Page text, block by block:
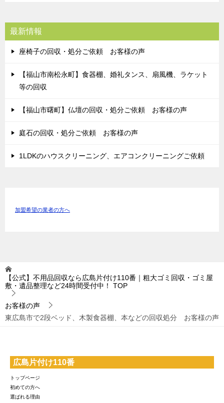
最新情報
座椅子の回収・処分ご依頼 お客様の声
【福山市南松永町】食器棚、婚礼タンス、扇風機、ラケット
等の回収
【福山市曙町】仏壇の回収・処分ご依頼 お客様の声
庭石の回収・処分ご依頼 お客様の声
1LDKのハウスクリーニング、エアコンクリーニングご依頼
加盟希望の業者の方へ
【公式】不用品回収なら広島片付け110番｜粗大ゴミ回収・ゴミ屋
敷・遺品整理など24時間受付中！
TOP
お客様の声
東広島市で2段ベッド、木製食器棚、本などの回収処分 お客様の声
広島片付け110番
トップページ
初めての方へ
選ばれる理由